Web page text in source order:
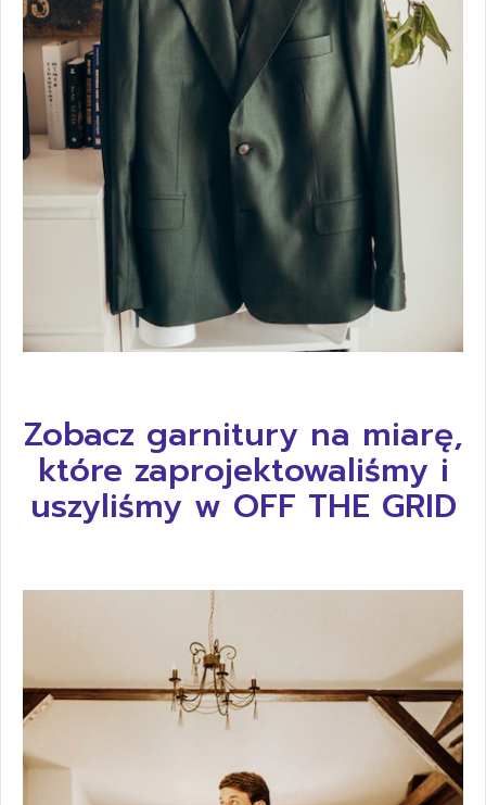
Zobacz garnitury na miarę,
które zaprojektowaliśmy i
uszyliśmy w OFF THE GRID